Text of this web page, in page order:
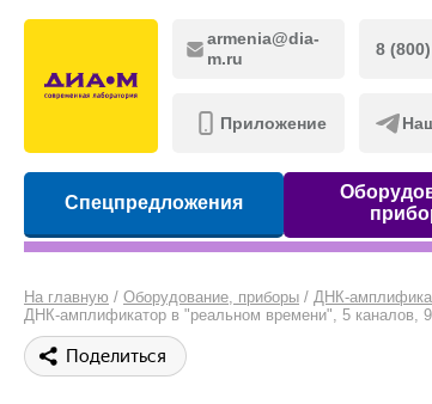
armenia@dia-
m.ru
8
Приложение
Спецпредложения
На главную / Оборудование, приборы / ДНК-
ДНК-амплификатор в "реальном времени", 5 каналов,
Поделиться